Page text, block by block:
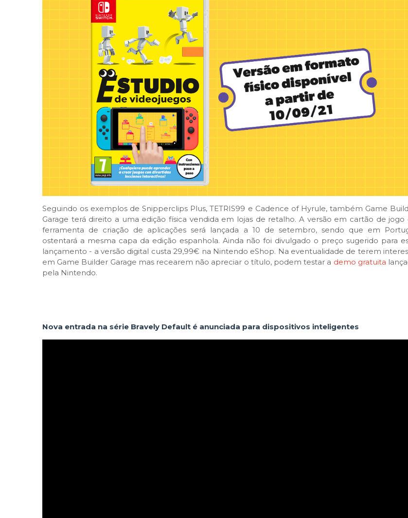
Seguindo os exemplos de Snipperclips Plus, TETRIS99 e Cadence of Hyrule, também Game
Garage terá direito a uma edição física vendida em lojas de retalho. A versão em cartão de jogo
ferramenta de criação de aplicações será lançada a 10 de setembro, sendo que em
ostentará a mesma capa da edição espanhola. Ainda não foi divulgado o preço sugerido para
lançamento - a versão digital custa 29,99€ na Nintendo eShop. Na eventualidade de terem
em Game Builder Garage mas recearem não apreciar o título, podem testar a demo gratuita
pela Nintendo.
Nova entrada na série Bravely Default é anunciada para dispositivos inteligentes